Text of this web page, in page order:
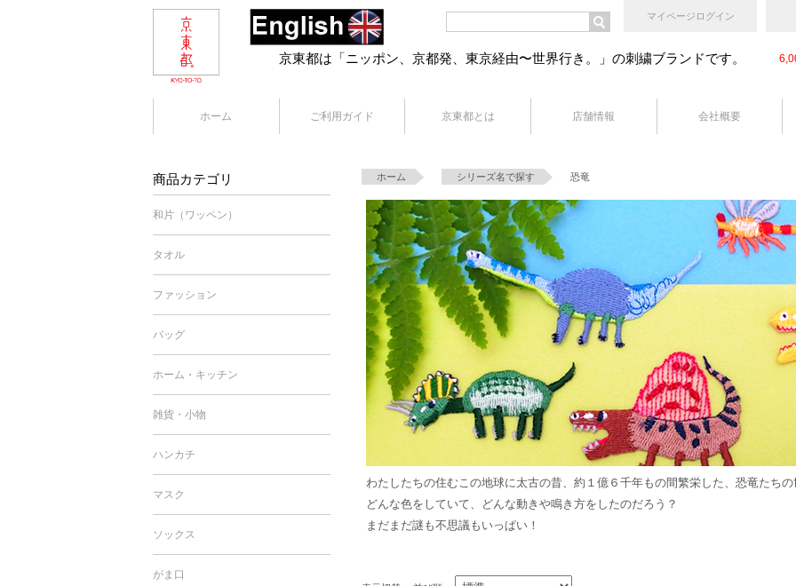
マイページログイン
京東都は「ニッポン、京都発、東京経由〜世界行き。」の刺繍ブランドです。
ホーム ご利用ガイド 京東都とは 店舗情報 会社概要
ホーム シリーズ名で探す 恐竜
わたしたちの住むこの地球に太古の昔、約１億６千年もの間繁栄した、恐竜たちの
どんな色をしていて、どんな動きや鳴き方をしたのだろう？
まだまだ謎も不思議もいっぱい！
商品カテゴリ
和片（ワッペン）
タオル
ファッション
バッグ
ホーム・キッチン
雑貨・小物
ハンカチ
マスク
ソックス
がま口